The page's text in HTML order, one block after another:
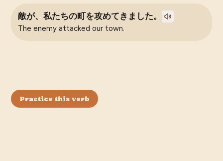
敵が、私たちの町を攻めてきました。
The enemy attacked our town.
Practice this verb